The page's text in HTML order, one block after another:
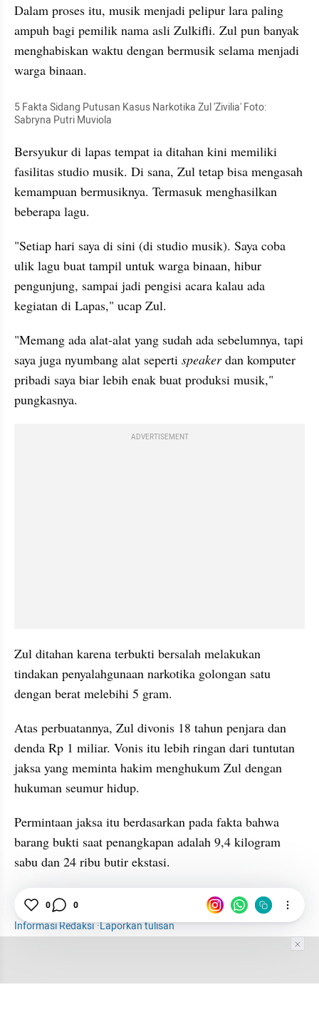
Dalam proses itu, musik menjadi pelipur lara paling
ampuh bagi pemilik nama asli Zulkifli. Zul pun banyak
menghabiskan waktu dengan bermusik selama menjadi
warga binaan.
5 Fakta Sidang Putusan Kasus Narkotika Zul 'Zivilia' Foto:
Sabryna Putri Muviola
Bersyukur di lapas tempat ia ditahan kini memiliki
fasilitas studio musik. Di sana, Zul tetap bisa mengasah
kemampuan bermusiknya. Termasuk menghasilkan
beberapa lagu.
"Setiap hari saya di sini (di studio musik). Saya coba
ulik lagu buat tampil untuk warga binaan, hibur
pengunjung, sampai jadi pengisi acara kalau ada
kegiatan di Lapas," ucap Zul.
"Memang ada alat-alat yang sudah ada sebelumnya, tapi
saya juga nyumbang alat seperti speaker dan komputer
pribadi saya biar lebih enak buat produksi musik,"
pungkasnya.
ADVERTISEMENT
Zul ditahan karena terbukti bersalah melakukan
tindakan penyalahgunaan narkotika golongan satu
dengan berat melebihi 5 gram.
Atas perbuatannya, Zul divonis 18 tahun penjara dan
denda Rp 1 miliar. Vonis itu lebih ringan dari tuntutan
jaksa yang meminta hakim menghukum Zul dengan
hukuman seumur hidup.
Permintaan jaksa itu berdasarkan pada fakta bahwa
barang bukti saat penangkapan adalah 9,4 kilogram
sabu dan 24 ribu butir ekstasi.
Hiburan
Narkoba
Informasi Redaksi·Laporkan tulisan
0 0